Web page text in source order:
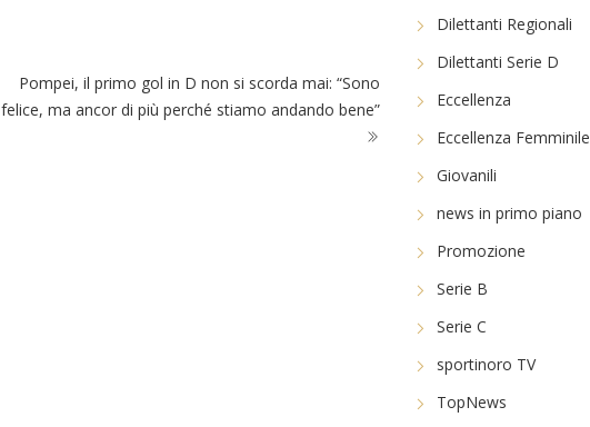
Pompei, il primo gol in D non si scorda mai: “Sono
felice, ma ancor di più perché stiamo andando bene”
Dilettanti Regionali
Dilettanti Serie D
Eccellenza
Eccellenza Femminile
Giovanili
news in primo piano
Promozione
Serie B
Serie C
sportinoro TV
TopNews